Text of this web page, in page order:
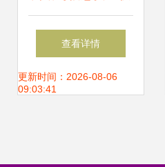
件开发 构筑数字防
线的具体措施
查看详情
更新时间：2026-08-06
09:03:41